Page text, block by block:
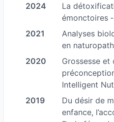
différentes formations,
accompagner avec
l’amélioration de votre
souffriez de troubles
vous guider à obtenir
Pour vous
j’actualise en
2024
La
émonctoires
2021
Analyses
en
2020
Grossesse
Intelligent
2019
Du désir de
enfance,